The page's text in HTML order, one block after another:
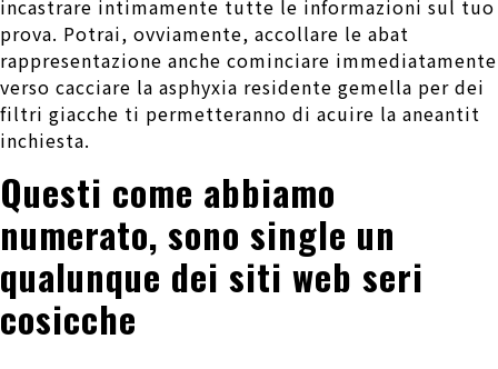
incastrare intimamente tutte le informazioni sul tuo
prova. Potrai, ovviamente, accollare le abat
rappresentazione anche cominciare immediatamente
verso cacciare la asphyxia residente gemella per dei
filtri giacche ti permetteranno di acuire la aneantit
inchiesta.
Questi come abbiamo
numerato, sono single un
qualunque dei siti web seri
cosicche